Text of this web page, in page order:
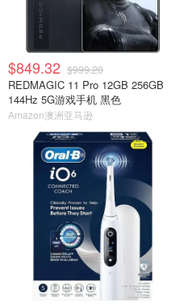
$849.32 $999.20
REDMAGIC 11 Pro 12GB 256GB
144Hz 5G游戏手机 黑色
Amazon澳洲亚马逊